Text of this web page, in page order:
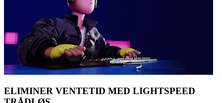
ELIMINER VENTETID MED LIGHTSPEED